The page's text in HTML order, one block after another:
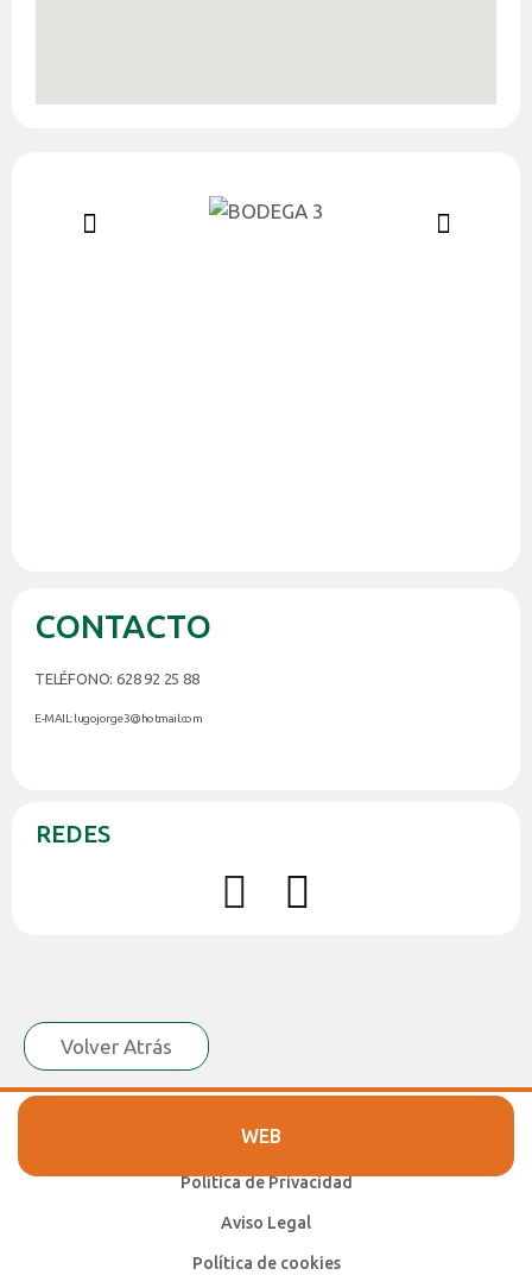
CONTACTO
TELÉFONO: 628 92 25 88
E-MAIL: lugojorge3@hotmail.com
REDES
WEB
Volver Atrás
Política de Privacidad
Aviso Legal
Política de cookies